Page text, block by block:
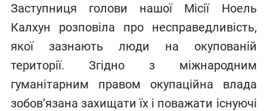
Заступниця голови нашої Місії Ноель
Калхун розповіла про несправедливість,
якої зазнають люди на окупованій
території. Згідно з міжнародним
гуманітарним правом окупаційна влада
зобов’язана захищати їх і поважати існуючі